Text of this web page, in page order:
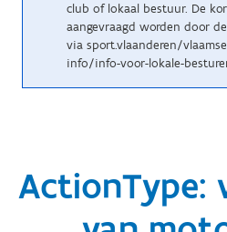
club of lokaal bestuur. De
aangevraagd worden door
via sport.vlaanderen/
info/info-voor-lokale-